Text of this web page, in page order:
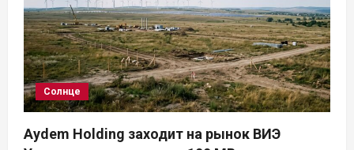
Солнце
Aydem Holding заходит на рынок ВИЭ